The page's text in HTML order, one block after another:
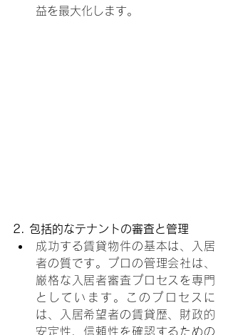
益を最大化します。
2. 包括的なテナントの審査と管理
成功する賃貸物件の基本は、入居
者の質です。プロの管理会社は、
厳格な入居者審査プロセスを専門
としています。このプロセスに
は、入居希望者の賃貸歴、財政的
安定性、信頼性を確認するための